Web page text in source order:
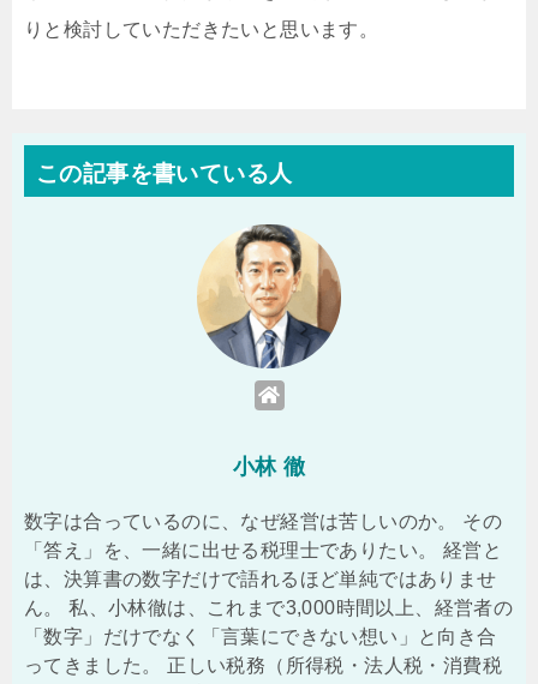
りと検討していただきたいと思います。
この記事を書いている人
小林 徹
数字は合っているのに、なぜ経営は苦しいのか。 その
「答え」を、一緒に出せる税理士でありたい。 経営と
は、決算書の数字だけで語れるほど単純ではありませ
ん。 私、小林徹は、これまで3,000時間以上、経営者の
「数字」だけでなく「言葉にできない想い」と向き合
ってきました。 正しい税務（所得税・法人税・消費税